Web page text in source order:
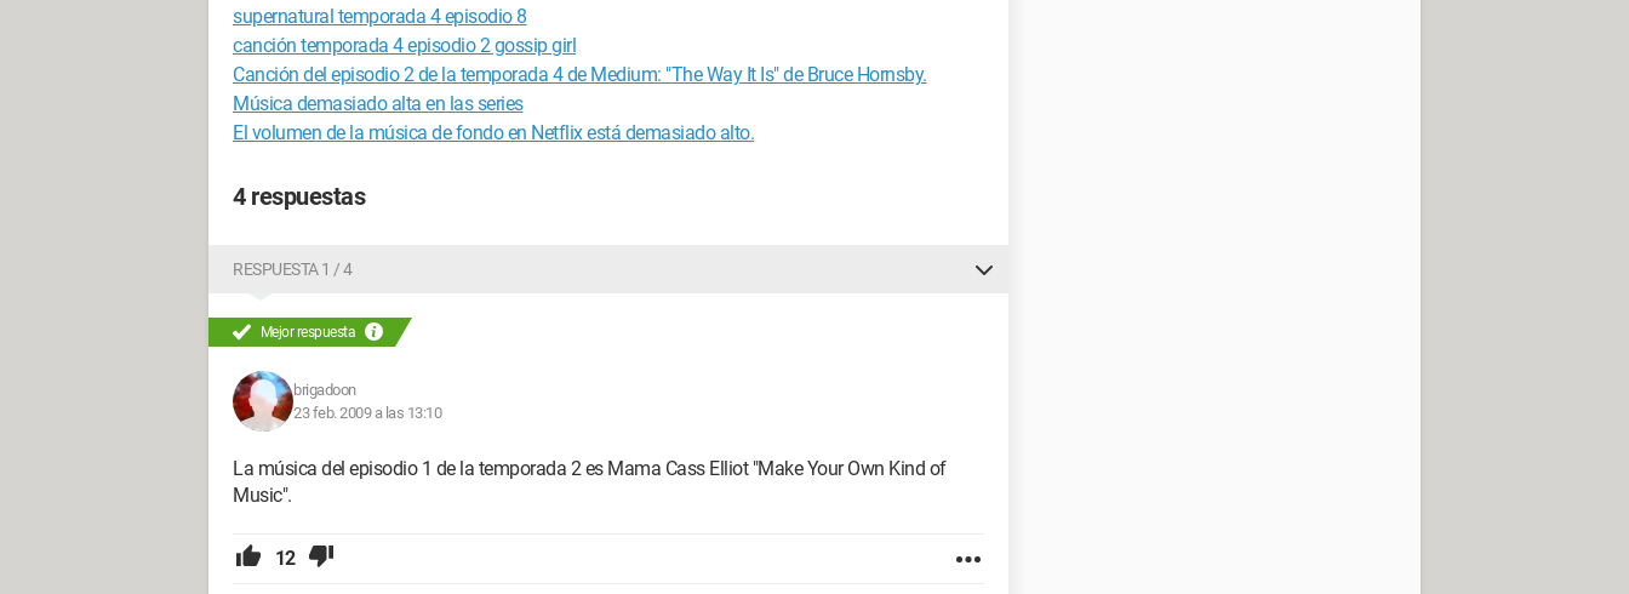
supernatural temporada 4 episodio 8
canción temporada 4 episodio 2 gossip girl
Canción del episodio 2 de la temporada 4 de Medium: "The Way It Is" de Bruce Hornsby.
Música demasiado alta en las series
El volumen de la música de fondo en Netflix está demasiado alto.
4 respuestas
RESPUESTA 1 / 4
Mejor respuesta
brigadoon
23 feb. 2009 a las 13:10
La música del episodio 1 de la temporada 2 es Mama Cass Elliot "Make Your Own Kind of
Music".
12